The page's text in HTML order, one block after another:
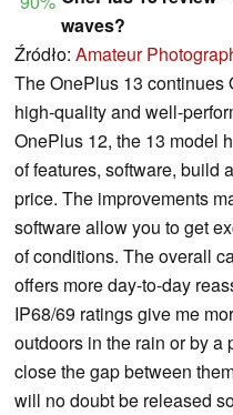
waves?
Źródło: Amateur
The OnePlus 13 continues
high-quality and well-
OnePlus 12, the 13 model
of features, software, build
price. The improvements
software allow you to get
of conditions. The overall
offers more day-to-day
IP68/69 ratings give me
outdoors in the rain or by a
close the gap between
will no doubt be released